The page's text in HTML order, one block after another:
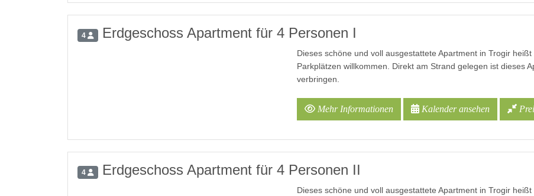
4 Erdgeschoss Apartment für 4 Personen I
Dieses schöne und voll ausgestattete Apartment in Trogir
Parkplätzen willkommen. Direkt am Strand gelegen ist dieses
verbringen.
Mehr Informationen Kalender ansehen
4 Erdgeschoss Apartment für 4 Personen II
Dieses schöne und voll ausgestattete Apartment in Trogir